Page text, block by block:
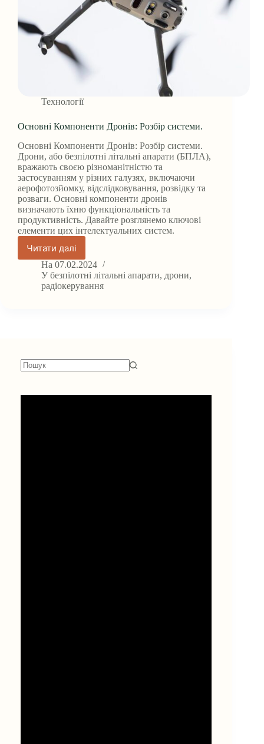
Технології
Основні Компоненти Дронів: Розбір системи.
Основні Компоненти Дронів: Розбір системи.
Дрони, або безпілотні літальні апарати (БПЛА),
вражають своєю різноманітністю та
застосуванням у різних галузях, включаючи
аерофотозйомку, відслідковування, розвідку та
розваги. Основні компоненти дронів
визначають їхню функціональність та
продуктивність. Давайте розглянемо ключові
елементи цих інтелектуальних систем.
Читати далі
Основні
Компоненти
Дронів:
Розбір
На 07.02.2024
У безпілотні літальні апарати, дрони,
радіокерування